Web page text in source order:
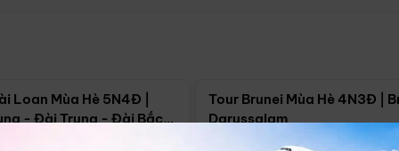
Loan Mùa Hè 5N4Đ |
- Đài Trung - Đài Bắc
Tour Brunei Mùa Hè 4N3Đ |
Darussalam
Hồ Chí Minh 4N3Đ